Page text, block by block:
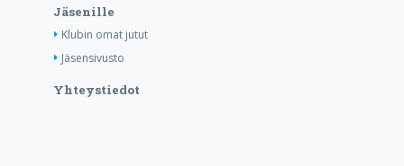
Jäsenille
Klubin omat jutut
Jäsensivusto
Yhteystiedot